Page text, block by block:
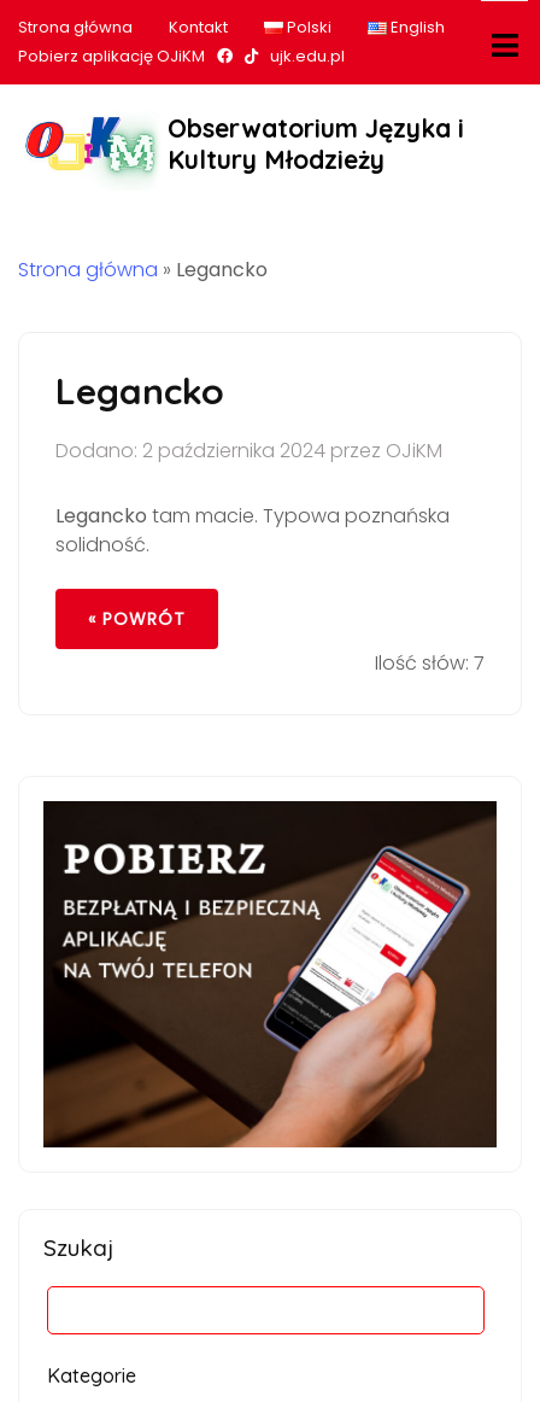
Strona główna Kontakt Polski
English
Pobierz aplikację OJiKM
Nasz profil na Facebook
Nasz profil na tiktok
ujk.edu.pl
Obserwatorium Języka i
Kultury Młodzieży
Strona główna » Legancko
Legancko
Dodano: 2 października 2024 przez OJiKM
Legancko tam macie. Typowa poznańska
solidność.
« POWRÓT
Ilość słów: 7
Szukaj
Kategorie